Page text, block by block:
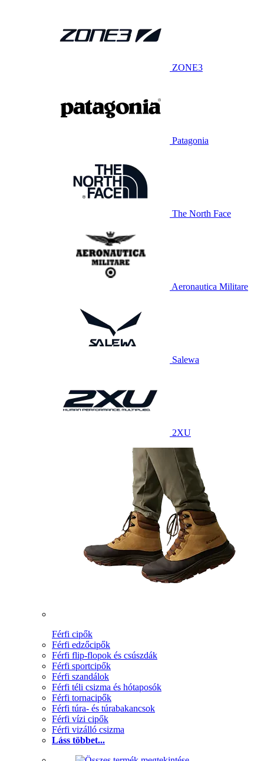
ZONE3
Patagonia
The North Face
Aeronautica Militare
Salewa
2XU
Férfi cipők
Férfi edzőcipők
Férfi flip-flopok és csúszdák
Férfi sportcipők
Férfi szandálok
Férfi téli csizma és hótaposók
Férfi tornacipők
Férfi túra- és túrabakancsok
Férfi vízi cipők
Férfi vizálló csizma
Láss többet...